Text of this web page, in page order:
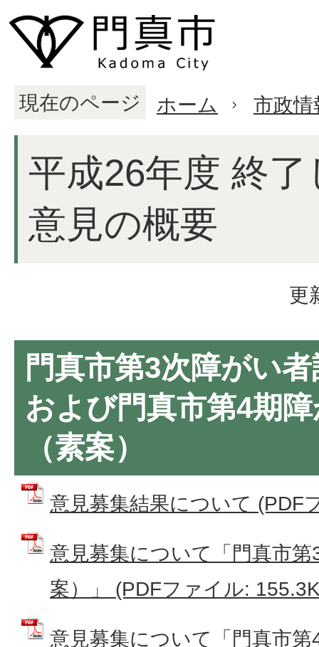
現在のページ ホーム 市政情
平成26年度 終
意見の概要
更
門真市第3次障がい
および門真市第4期
（素案）
意見募集結果について (PDF
意見募集について「門真市
案）」 (PDFファイル:
意見募集について「門真市